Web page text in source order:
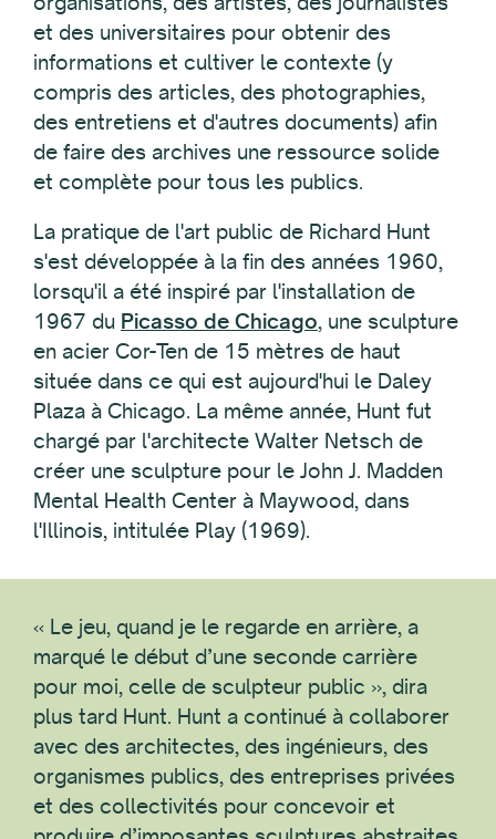
et des universitaires pour obtenir des
informations et cultiver le contexte (y
compris des articles, des photographies,
des entretiens et d'autres documents) afin
de faire des archives une ressource solide
et complète pour tous les publics.
La pratique de l'art public de Richard Hunt
s'est développée à la fin des années 1960,
lorsqu'il a été inspiré par l'installation de
1967 du Picasso de Chicago, une sculpture
en acier Cor-Ten de 15 mètres de haut
située dans ce qui est aujourd'hui le Daley
Plaza à Chicago. La même année, Hunt fut
chargé par l'architecte Walter Netsch de
créer une sculpture pour le John J. Madden
Mental Health Center à Maywood, dans
l'Illinois, intitulée Play (1969).
« Le jeu, quand je le regarde en arrière, a
marqué le début d’une seconde carrière
pour moi, celle de sculpteur public », dira
plus tard Hunt. Hunt a continué à collaborer
avec des architectes, des ingénieurs, des
organismes publics, des entreprises privées
et des collectivités pour concevoir et